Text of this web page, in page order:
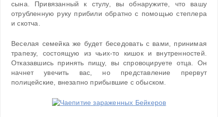
сына. Привязанный к стулу, вы обнаружите, что вашу
отрубленную руку прибили обратно с помощью степлера
и скотча.
Веселая семейка же будет беседовать с вами, принимая
трапезу, состоящую из чьих-то кишок и внутренностей.
Отказавшись принять пищу, вы спровоцируете отца. Он
начнет увечить вас, но представление прервут
полицейские, внезапно прибывшие с обыском.